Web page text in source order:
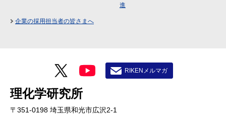
進
企業の採用担当者の皆さまへ
理化学研究所
〒351-0198 埼玉県和光市広沢2-1
RIKENメルマガ